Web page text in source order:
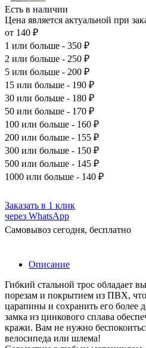
Есть в наличии
Цена является актуальной при
от 140 ₽
1 или больше - 350 ₽
2 или больше - 250 ₽
5 или больше - 200 ₽
15 или больше - 190 ₽
30 или больше - 180 ₽
50 или больше - 170 ₽
100 или больше - 160 ₽
200 или больше - 155 ₽
300 или больше - 150 ₽
500 или больше - 145 ₽
1000 или больше - 140 ₽
Заказать в 1 клик
через WhatsApp
Самовывоз сегодня, бесплатно
Описание
Гибкий стальной трос обладает
порезам и покрытием из ПВХ, что
царапины и сохранить его более
замка из цинкового сплава
кражи. Вам не нужно
велосипеда или шлема!